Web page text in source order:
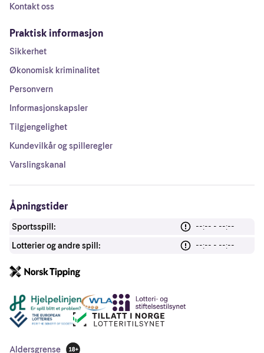
Kontakt oss
Praktisk informasjon
Sikkerhet
Økonomisk kriminalitet
Personvern
Informasjonskapsler
Tilgjengelighet
Kundevilkår og spilleregler
Varslingskanal
Åpningstider
Sportsspill:
--:-- - --:--
Lotterier og andre spill:
--:-- - --:--
Andre lenker
Aldersgrense